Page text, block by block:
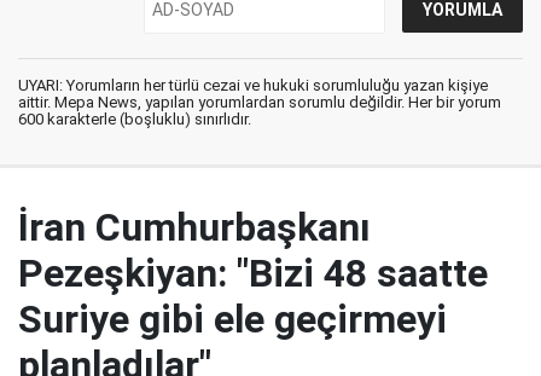
UYARI: Yorumların her türlü cezai ve hukuki sorumluluğu yazan kişiye
aittir. Mepa News, yapılan yorumlardan sorumlu değildir. Her bir yorum
600 karakterle (boşluklu) sınırlıdır.
İran Cumhurbaşkanı
Pezeşkiyan: "Bizi 48 saatte
Suriye gibi ele geçirmeyi
planladılar"